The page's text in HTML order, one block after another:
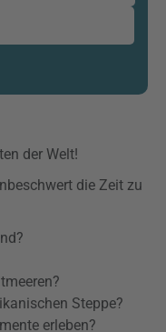
der Welt!
die Zeit zu
Steppe?
erleben?